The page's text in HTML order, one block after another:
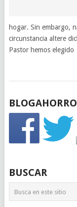
hogar. Sin embargo,
circunstancia altere
Pastor hemos elegido
BUSCAR